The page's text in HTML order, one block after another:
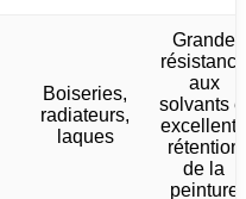
Boiseries,
radiateurs,
laques
Grande
résistance
aux
solvants
excellente
rétention
de la
peinture